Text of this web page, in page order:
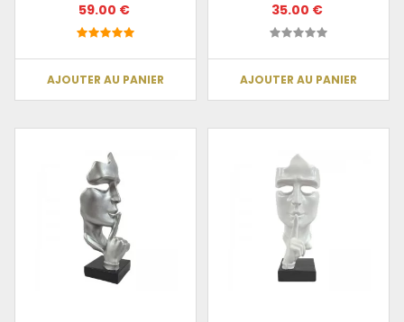
59.00 €
AJOUTER AU PANIER
35.00 €
AJOUTER AU PANIER